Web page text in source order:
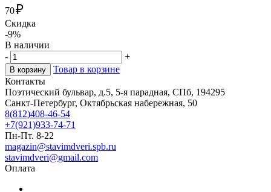
70₽
Скидка
-9%
В наличии
-
+
В корзину
Товар в корзине
Контакты
Поэтический бульвар, д.5, 5-я парадная, СПб, 194295
Санкт-Петербург, Октябрьская набережная, 50
8(812)408-46-54
+7(921)933-74-71
Пн-Пт. 8-22
magazin@stavimdveri.spb.ru
stavimdveri@gmail.com
Оплата